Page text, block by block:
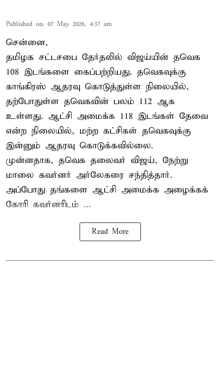
Published on: 07 May 2026, 4:37 am
சென்னை,
தமிழக சட்டசபை தேர்தலில் விஜய்யின் தவெக
108 இடங்களை கைப்பற்றியது. தவெகவுக்கு
காங்கிரஸ் ஆதரவு கொடுத்துள்ள நிலையில்,
தற்போதுள்ள தவெகவின் பலம் 112 ஆக
உள்ளது. ஆட்சி அமைக்க 118 இடங்கள் தேவை
என்ற நிலையில், மற்ற கட்சிகள் தவெகவுக்கு
இன்னும் ஆதரவு கொடுக்கவில்லை.
முன்னதாக, தவெக தலைவர் விஜய், நேற்று
மாலை கவர்னர் அர்லேகரை சந்தித்தார்.
அப்போது தங்களை ஆட்சி அமைக்க அழைக்கக்
கோரி கவர்னரிடம் ...
Read More